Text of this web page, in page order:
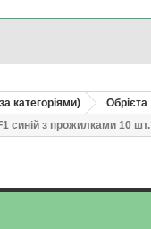
категоріями) Обрієта
синій з прожилками 10 шт.